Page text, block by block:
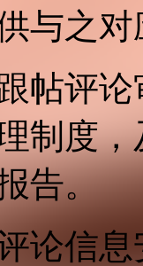
与之
帖评
制度
告。
论信